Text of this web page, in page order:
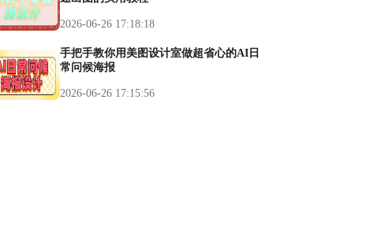
2026-06-26 17:18:18
手把手教你用美图设计室做超省心的AI日
常问候海报
2026-06-26 17:15:56